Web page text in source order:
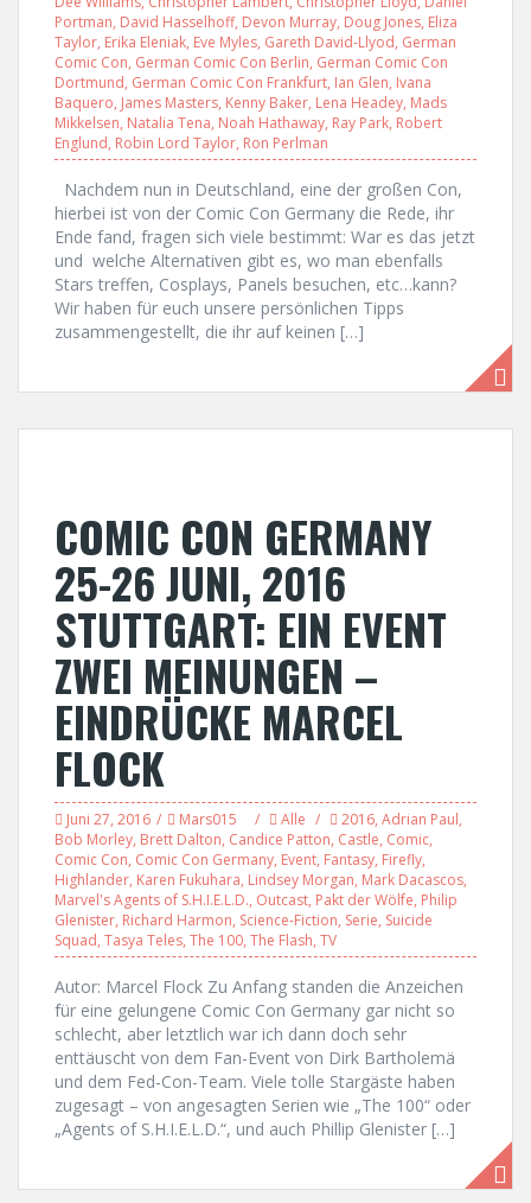
Portman, David Hasselhoff, Devon Murray, Doug Jones, Eliza
Taylor, Erika Eleniak, Eve Myles, Gareth David-Llyod, German
Comic Con, German Comic Con Berlin, German Comic Con
Dortmund, German Comic Con Frankfurt, Ian Glen, Ivana
Baquero, James Masters, Kenny Baker, Lena Headey, Mads
Mikkelsen, Natalia Tena, Noah Hathaway, Ray Park, Robert
Englund, Robin Lord Taylor, Ron Perlman
Nachdem nun in Deutschland, eine der großen Con,
hierbei ist von der Comic Con Germany die Rede, ihr
Ende fand, fragen sich viele bestimmt: War es das jetzt
und welche Alternativen gibt es, wo man ebenfalls
Stars treffen, Cosplays, Panels besuchen, etc…kann?
Wir haben für euch unsere persönlichen Tipps
zusammengestellt, die ihr auf keinen […]
COMIC CON GERMANY
25-26 JUNI, 2016
STUTTGART: EIN EVENT
ZWEI MEINUNGEN –
EINDRÜCKE MARCEL
FLOCK
Juni 27, 2016 Mars015 Alle 2016, Adrian Paul,
Bob Morley, Brett Dalton, Candice Patton, Castle, Comic,
Comic Con, Comic Con Germany, Event, Fantasy, Firefly,
Highlander, Karen Fukuhara, Lindsey Morgan, Mark Dacascos,
Marvel's Agents of S.H.I.E.L.D., Outcast, Pakt der Wölfe, Philip
Glenister, Richard Harmon, Science-Fiction, Serie, Suicide
Squad, Tasya Teles, The 100, The Flash, TV
Autor: Marcel Flock Zu Anfang standen die Anzeichen
für eine gelungene Comic Con Germany gar nicht so
schlecht, aber letztlich war ich dann doch sehr
enttäuscht von dem Fan-Event von Dirk Bartholemä
und dem Fed-Con-Team. Viele tolle Stargäste haben
zugesagt – von angesagten Serien wie „The 100“ oder
„Agents of S.H.I.E.L.D.“, und auch Phillip Glenister […]